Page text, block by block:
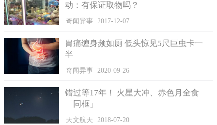
据说当天下午4点的时候，在乌克兰导弹基地的上空发现了一
个不明飞行物体，这个不明发射物体的出现，给发射控制台带来
制台的导弹发射状态明明是锁定的，但是令人惊讶的是，强光照
射之后状态变更为“授权使用”，这绝对不是一个好消息，随之而
来的是，导弹发射基地还接收到了“准备发射”的指令。箭在弦上
动：有保证取物吗？
奇闻异事 2017-12-07
胃痛缠身频如厕 低头惊见5尺巨虫卡一
半
奇闻异事 2020-09-26
错过等17年！ 火星大冲、赤色月全食
「同框」
天文航天 2018-07-20